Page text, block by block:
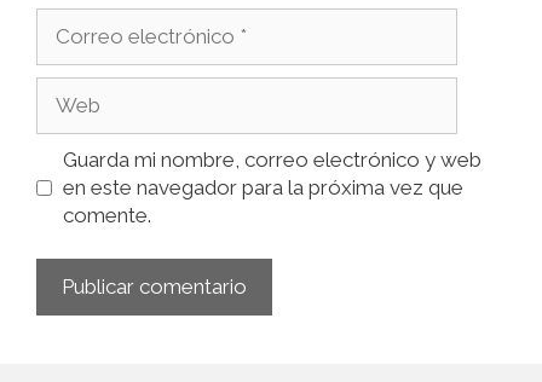
Guarda mi nombre, correo electrónico y web
en este navegador para la próxima vez que
comente.